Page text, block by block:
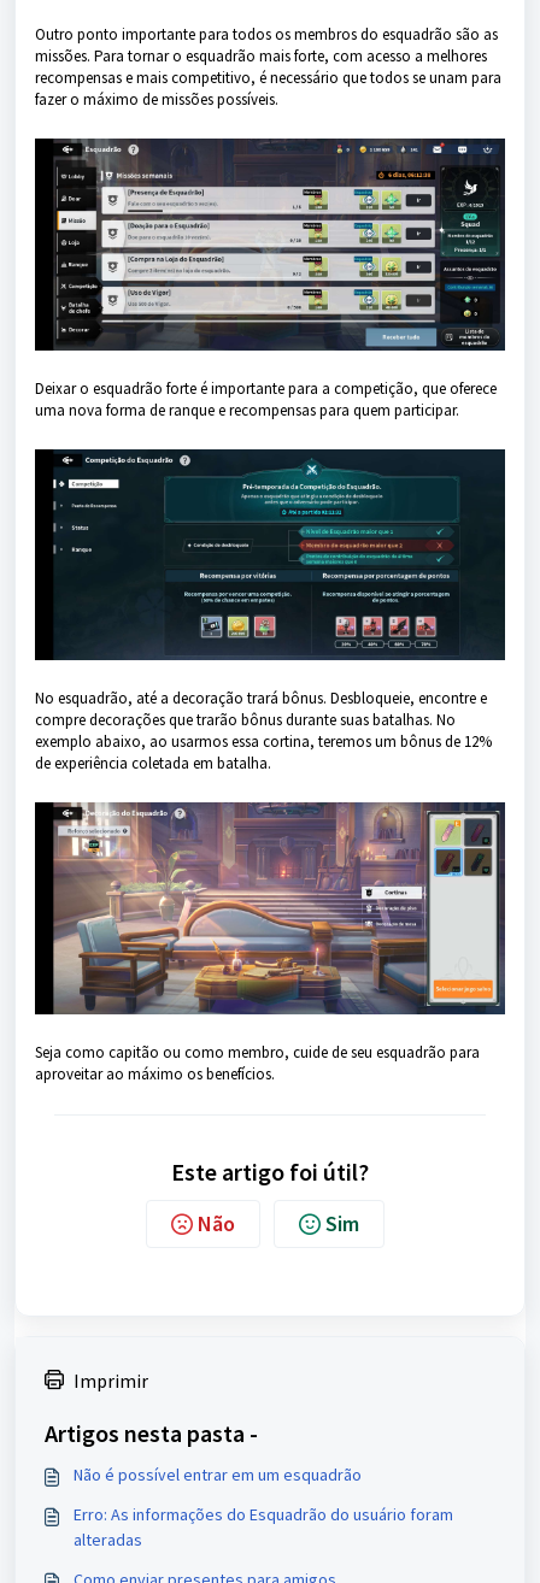
Outro ponto importante para todos os membros do esquadrão são as
missões. Para tornar o esquadrão mais forte, com acesso a melhores
recompensas e mais competitivo, é necessário que todos se unam para
fazer o máximo de missões possíveis.
Deixar o esquadrão forte é importante para a competição, que oferece
uma nova forma de ranque e recompensas para quem participar.
No esquadrão, até a decoração trará bônus. Desbloqueie, encontre e
compre decorações que trarão bônus durante suas batalhas. No
exemplo abaixo, ao usarmos essa cortina, teremos um bônus de 12%
de experiência coletada em batalha.
Seja como capitão ou como membro, cuide de seu esquadrão para
aproveitar ao máximo os benefícios.
Este artigo foi útil?
Não Sim
Imprimir
Artigos nesta pasta -
Não é possível entrar em um esquadrão
Erro: As informações do Esquadrão do usuário foram
alteradas